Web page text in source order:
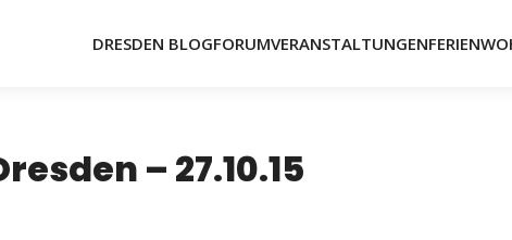
DRESDEN BLOGFORUMVERANSTALTUNGEN
– 27.10.15